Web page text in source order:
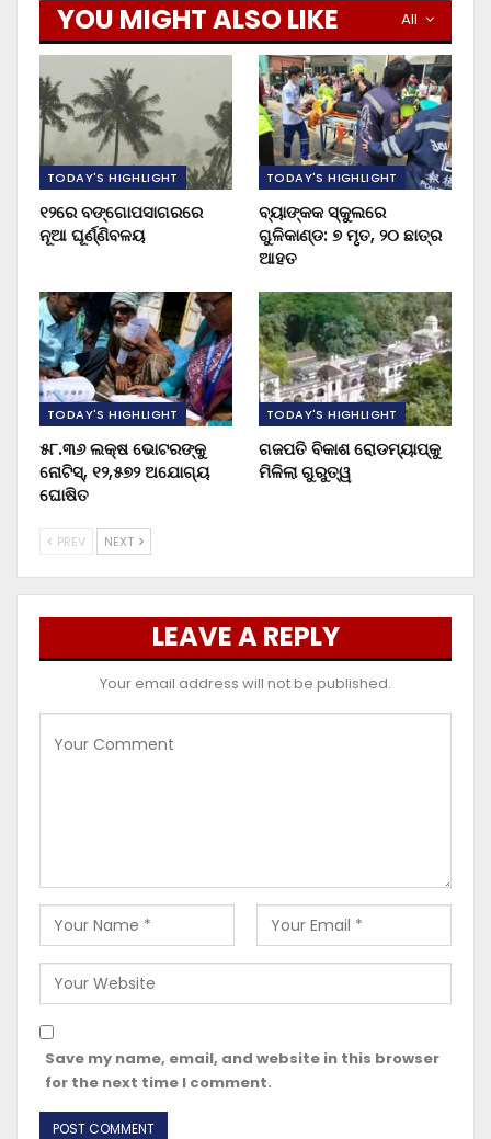
All
YOU MIGHT ALSO LIKE
TODAY'S HIGHLIGHT
୧୨ରେ ବଙ୍ଗୋପସାଗରରେ
ନୂଆ ଘୂର୍ଣ୍ଣିବଳୟ
TODAY'S HIGHLIGHT
ବ୍ୟାଙ୍କକ ସ୍କୁଲରେ
ଗୁଳିକାଣ୍ଡ: ୭ ମୃତ, ୨୦ ଛାତ୍ର
ଆହତ
TODAY'S HIGHLIGHT
୫୮.୩୬ ଲକ୍ଷ ଭୋଟରଙ୍କୁ
ନୋଟିସ୍‌, ୧୨,୫୭୨ ଅଯୋଗ୍ୟ
ଘୋଷିତ
TODAY'S HIGHLIGHT
ଗଜପତି ବିକାଶ ରୋଡମ୍ୟାପ୍‌କୁ
ମିଳିଲା ଗୁରୁତ୍ୱ
PREV NEXT
LEAVE A REPLY
Your email address will not be published.
Save my name, email, and website in this browser
for the next time I comment.